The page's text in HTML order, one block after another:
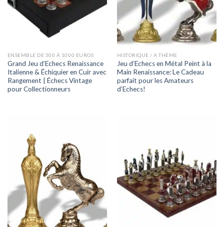
ENSEMBLE DE 500 À 1000 EUROS
Grand Jeu d’Echecs Renaissance
Italienne & Échiquier en Cuir avec
Rangement | Échecs Vintage
pour Collectionneurs
HISTORIQUE / A THÈME
Jeu d’Echecs en Métal Peint à la
Main Renaissance: Le Cadeau
parfait pour les Amateurs
d’Echecs!